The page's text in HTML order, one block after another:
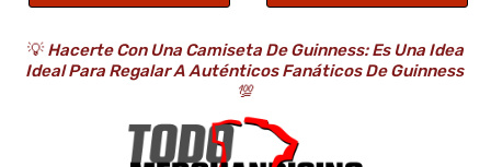
💡 Hacerte Con Una Camiseta De Guinness: Es Una Idea
Ideal Para Regalar A Auténticos Fanáticos De Guinness
💯